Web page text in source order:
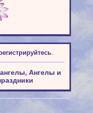
.
Ангелы и